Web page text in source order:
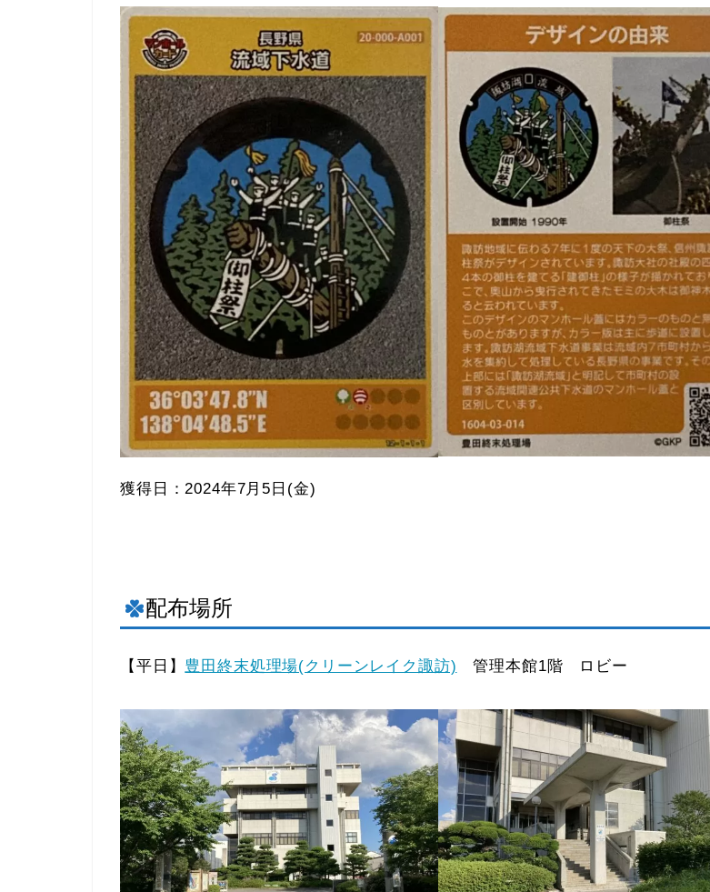
獲得日：2024年7月5日(金)
配布場所
【平日】 豊田終末処理場(クリーンレイク諏訪) 管理本館1階 ロビー